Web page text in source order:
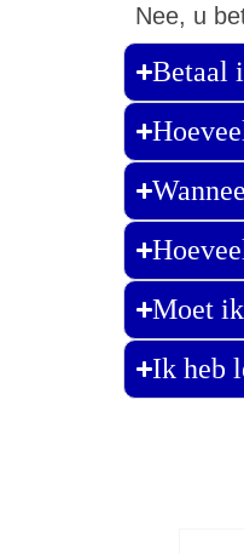
Nee, u
Betaal
Moet
Ik heb